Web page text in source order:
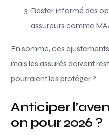
Rester informé des
assureurs comme
En somme, ces
mais les assurés doivent
pourraient les protéger ?
Anticiper
on pour 2026 ?